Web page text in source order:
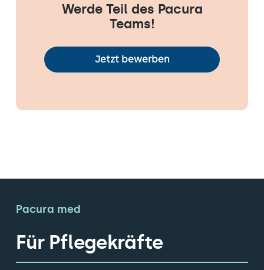
Werde Teil des Pacura
Teams!
Jetzt bewerben
Pacura med
Für Pflegekräfte